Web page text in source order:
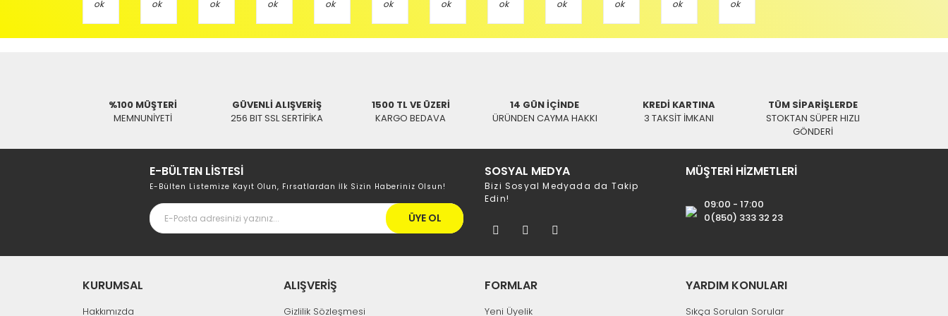
Adres : Akıncılar Mh. Pancar Arkası Sk. No:10/B2 KARESİ / BALIKESİR
Aras Kargo Anlaşma No : 152 294 193 1342
%100 MÜŞTERİ
MEMNUNİYETİ
GÜVENLİ ALIŞVERİŞ
256 BIT SSL SERTİFİKA
1500 TL VE ÜZERİ
KARGO BEDAVA
14 GÜN İÇİNDE
ÜRÜNDEN CAYMA HAKKI
KREDİ KARTINA
3 TAKSİT İMKANI
TÜM SİPARİŞLERDE
STOKTAN SÜPER HIZLI
GÖNDERİ
E-BÜLTEN LİSTESİ
E-Bülten Listemize Kayıt Olun, Fırsatlardan İlk Sizin Haberiniz Olsun!
ÜYE OL
SOSYAL MEDYA
Bizi Sosyal Medyada da Takip
Edin!
MÜŞTERİ HİZMETLERİ
09:00 - 17:00
0(850) 333 32 23
KURUMSAL
Hakkımızda
ALIŞVERİŞ
Gizlilik Sözleşmesi
FORMLAR
Yeni Üyelik
YARDIM KONULARI
Sıkça Sorulan Sorular